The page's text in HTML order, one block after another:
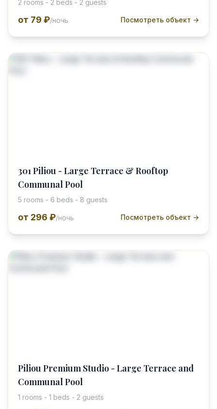
2 rooms - 2 beds - 2 guests
от 79 ₽/ночь Посмотреть объект →
301 Piliou - Large Terrace & Rooftop
Communal Pool
5 rooms - 6 beds - 8 guests
от 296 ₽/ночь Посмотреть объект →
Piliou Premium Studio - Large Terrace and
Communal Pool
1 rooms - 1 beds - 2 guests